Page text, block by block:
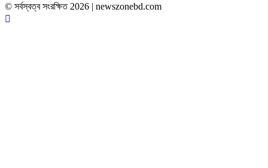
© সর্বস্বত্ব সংরক্ষিত 2026 | newszonebd.com